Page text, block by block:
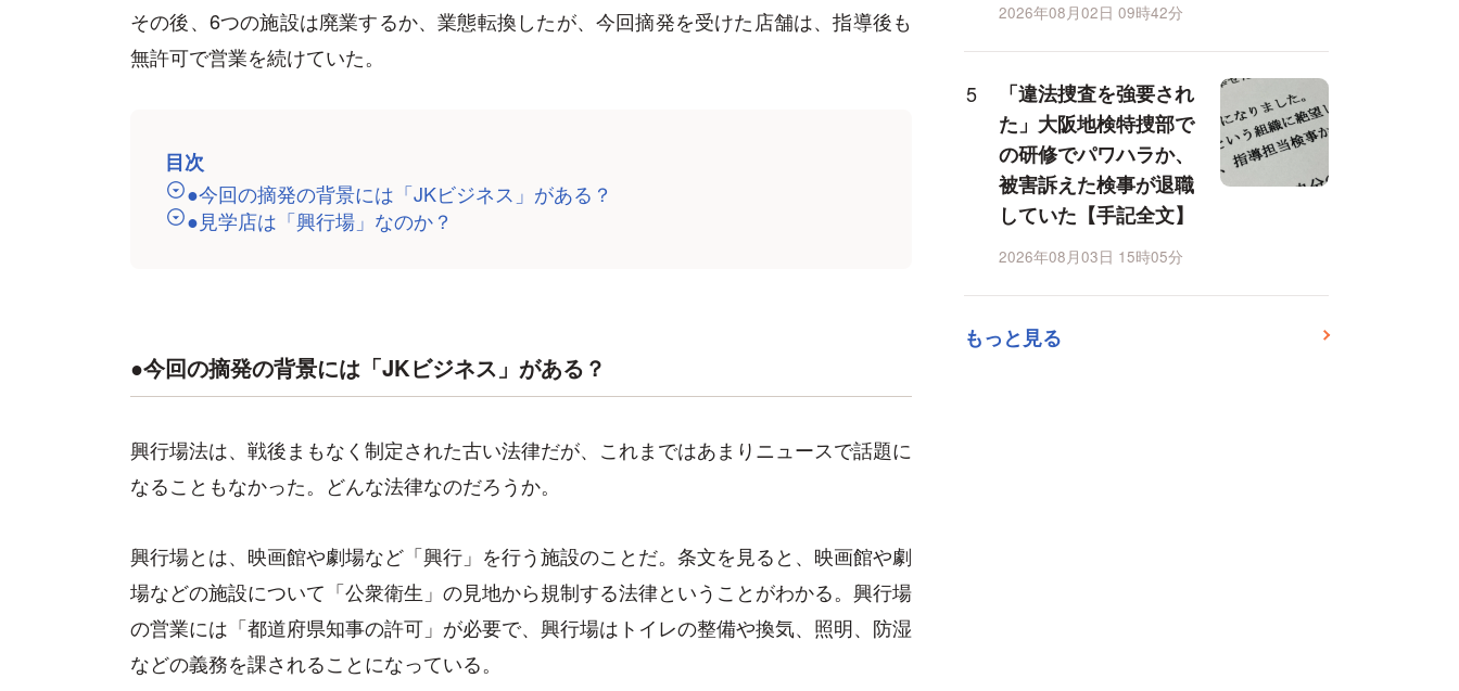
その後、6つの施設は廃業するか、業態転換したが、今回摘発を受けた店舗は、指導後も
無許可で営業を続けていた。
目次
●今回の摘発の背景には「JKビジネス」がある？
●見学店は「興行場」なのか？
●今回の摘発の背景には「JKビジネス」がある？
興行場法は、戦後まもなく制定された古い法律だが、これまではあまりニュースで話題に
なることもなかった。どんな法律なのだろうか。
興行場とは、映画館や劇場など「興行」を行う施設のことだ。条文を見ると、映画館や劇
場などの施設について「公衆衛生」の見地から規制する法律ということがわかる。興行場
の営業には「都道府県知事の許可」が必要で、興行場はトイレの整備や換気、照明、防湿
などの義務を課されることになっている。
2026年08月02日 09時42分
「違法捜査を強要され
た」大阪地検特捜部で
の研修でパワハラか、
被害訴えた検事が退職
していた【手記全文】
2026年08月03日 15時05分
もっと見る